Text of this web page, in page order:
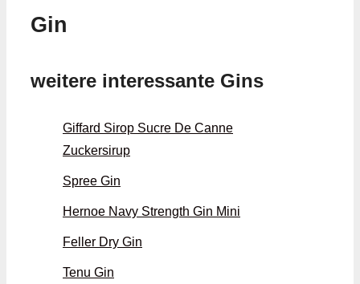
Gin
weitere interessante Gins
Giffard Sirop Sucre De Canne
Zuckersirup
Spree Gin
Hernoe Navy Strength Gin Mini
Feller Dry Gin
Tenu Gin